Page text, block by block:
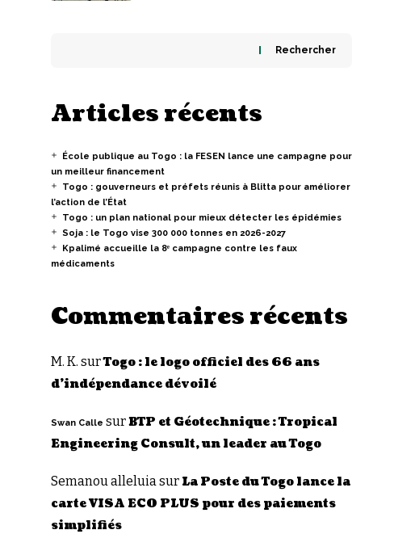
Rechercher
Articles récents
École publique au Togo : la FESEN lance une campagne pour
un meilleur financement
Togo : gouverneurs et préfets réunis à Blitta pour améliorer
l’action de l’État
Togo : un plan national pour mieux détecter les épidémies
Soja : le Togo vise 300 000 tonnes en 2026-2027
Kpalimé accueille la 8ᵉ campagne contre les faux
médicaments
Commentaires récents
M. K. surTogo : le logo officiel des 66 ans
d’indépendance dévoilé
Swan Calle surBTP et Géotechnique : Tropical
Engineering Consult, un leader au Togo
Semanou alleluia sur La Poste du Togo lance la
carte VISA ECO PLUS pour des paiements
simplifiés